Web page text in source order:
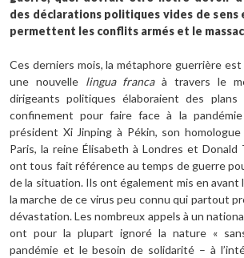
des déclarations politiques vides de sens
permettent les conflits armés et le
Ces derniers mois, la métaphore guerrière
une nouvelle lingua francaà travers le
dirigeants politiques élaboraient des
confinement pour faire face à la
président Xi Jinping à Pékin, son homologue
Paris, la reine Élisabeth à Londres et Donald
ont tous fait référence au temps de guerre
de la situation. Ils ont également mis en avant
la marche de ce virus peu connu qui partout
dévastation. Les nombreux appels à un
ont pour la plupart ignoré la nature «
pandémie et le besoin de solidarité – à